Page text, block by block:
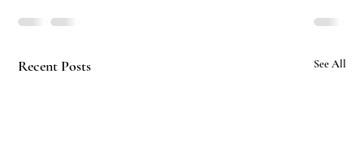
Recent Posts See All